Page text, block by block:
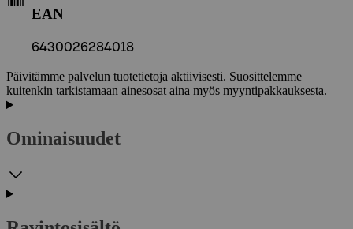
EAN
6430026284018
Päivitämme palvelun tuotetietoja aktiivisesti. Suosittelemme
kuitenkin tarkistamaan ainesosat aina myös myyntipakkauksesta.
Ominaisuudet